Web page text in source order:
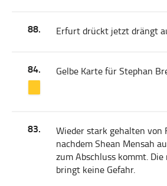
88. Erfurt drückt jetzt drängt
84. Gelbe Karte für Stephan
83.
Wieder stark gehalten von
nachdem Shean Mensah
zum Abschluss kommt. Die
bringt keine Gefahr.